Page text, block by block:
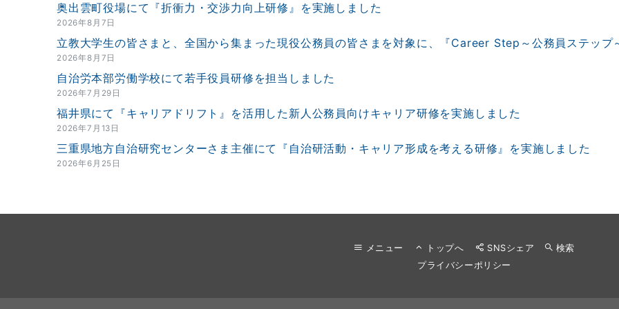
奥出雲町役場にて『折衝力・交渉力向上研修』を実施しました
2026年8月7日
立教大学生の皆さまと、全国から集まった現役公務員の皆さまを対象に、『Career Step～公務員ステップ
2026年8月7日
自治労本部労働学校にて若手役員研修を担当しました
2026年7月29日
福井県にて『キャリアドリフト』を活用した新人公務員向けキャリア研修を実施しました
2026年7月13日
三重県地方自治研究センターさま主催にて『自治研活動・キャリア形成を考える研修』を実施しました
2026年6月25日
メニュー トップへ SNSシェア
検索
プライバシーポリシー